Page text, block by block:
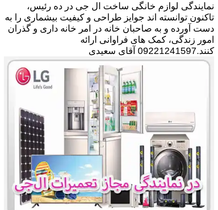
نمایندگی لوازم خانگی ساخت ال جی در ده رئیس،
تاکنون توانسته اند جوایز طراحی و کیفیت بیشماری را به
دست آورده و به صاحبان خانه در امر خانه داری و گذران
امور زندگی، کمک های فراوانی ارائه
کنند.09221241597 آقای سعیدی